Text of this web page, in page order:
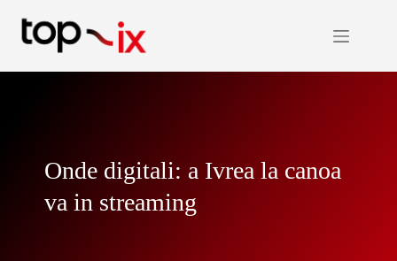
contenuto
Onde digitali: a Ivrea la canoa
va in streaming